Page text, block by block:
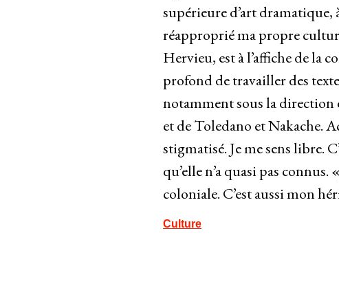
supérieure d’art dramatique,
réapproprié ma propre
Hervieu, est à l’affiche de la
profond de travailler des
notamment sous la direction
et de Toledano et Nakache.
stigmatisé. Je me sens libre.
qu’elle n’a quasi pas
coloniale. C’est aussi mon
Culture